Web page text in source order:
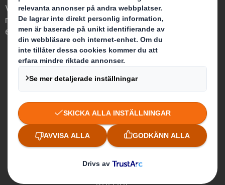
Vi differentierar oss genom att se
möjligheten för förpackningar att spela
en viktig roll i vår omvärld.
Vilka är vi?
Om DS Smith
Om International Paper
Om IP & DS Smiths sammanslagning
Hållbarhet
Media
Karriär